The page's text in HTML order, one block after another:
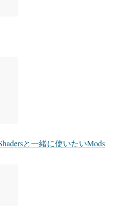
と一緒に使いたいMods